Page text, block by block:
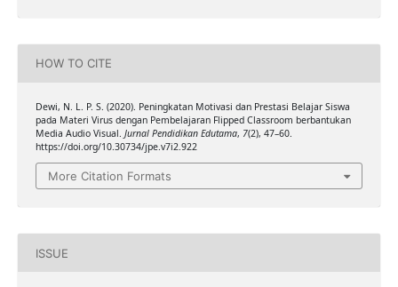
HOW TO CITE
Dewi, N. L. P. S. (2020). Peningkatan Motivasi dan Prestasi Belajar Siswa
pada Materi Virus dengan Pembelajaran Flipped Classroom berbantukan
Media Audio Visual. Jurnal Pendidikan Edutama, 7(2), 47–60.
https://doi.org/10.30734/jpe.v7i2.922
More Citation Formats
ISSUE